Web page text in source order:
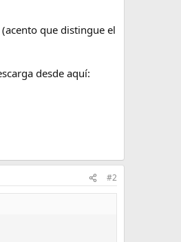
que distingue el
desde aquí:
#2